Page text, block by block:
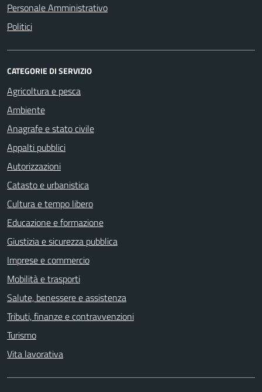
Personale Amministrativo
Politici
CATEGORIE DI SERVIZIO
Agricoltura e pesca
Ambiente
Anagrafe e stato civile
Appalti pubblici
Autorizzazioni
Catasto e urbanistica
Cultura e tempo libero
Educazione e formazione
Giustizia e sicurezza pubblica
Imprese e commercio
Mobilità e trasporti
Salute, benessere e assistenza
Tributi, finanze e contravvenzioni
Turismo
Vita lavorativa